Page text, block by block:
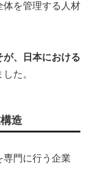
体を管理する人材
が、日本における
た。
造
専門に行う企業